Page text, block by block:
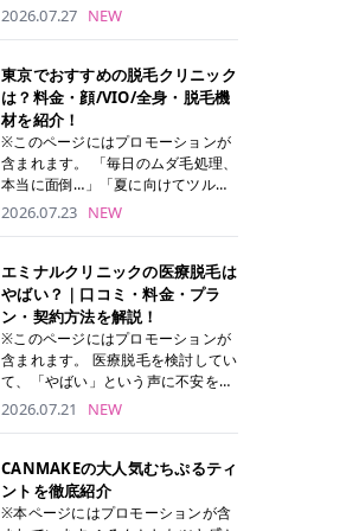
ナーパッド」は、化粧水や美容液を
トナーパッドは洗顔後に肌をやさし
く拭き取ることで、古い角質や余分
な皮脂汚れをオフしながら、うるお
いを与えられるのが特徴✨ さらに、
気になる部分には数分のせて部分用
パックとしても使用できるため、1
両方を叶えられます。 韓国コスメブ
ランドを中心に人気を集めていまし
たが、現在では日本でも定番のスキ
ンケアアイテムとして幅広い世代に
愛用されています。 トナーパッドの
特徴 トナーパッドと拭き取り化粧水
の違い 「トナーパッド」と「拭き取
り化粧水」はどちらも洗顔後に使用
するスキンケアアイテムですが、使
い方や特徴に違いがあります。 トナ
ーパッドは、化粧水があらかじめパ
ッドに含まれているため、コットン
を用意する手間がなく、忙しい朝で
もサッと使えるのが魅力です。 ま
た、保湿成分を豊富に配合した商品
2026.07.27 NEW
東京でおすすめの脱毛クリニック
は？料金・顔/VIO/全身・脱毛機
材を紹介！
※このページにはプロモーションが
含まれます。 「毎日のムダ毛処理、
本当に面倒…」「夏に向けてツルツ
ル肌になりたい！」 そう思って東京
べばいいの？と迷ってしまいますよ
ね。 この記事では、医療脱毛の基本
から、東京で特に通いやすいフレイ
アクリニック・レジーナクリニッ
ク・エミナルクリニック・リゼクリ
ニックの4院について、分かりやす
リニックを見つけて、面倒な自己処
理から卒業しちゃいましょう♪ クリ
ニック 全身＋VIO 全身＋VIO＋顔 特
徴 脱毛器 詳細 フレイアクリニック
52,800円(税込)/5回 94,600円(税
込)/5回 肌への負担に配慮しなが
2026.07.23 NEW
エミナルクリニックの医療脱毛は
やばい？｜口コミ・料金・プラ
ン・契約方法を解説！
※このページにはプロモーションが
含まれます。 医療脱毛を検討してい
て、「やばい」という声に不安を抱
える方も多いのではないでしょう
体系をはじめ、学生や友人同士でお
得になる割引キャンペーン、無料カ
ウンセリングから施術までの具体的
2026.07.21 NEW
CANMAKEの大人気むちぷるティ
ントを徹底紹介
※本ページにはプロモーションが含